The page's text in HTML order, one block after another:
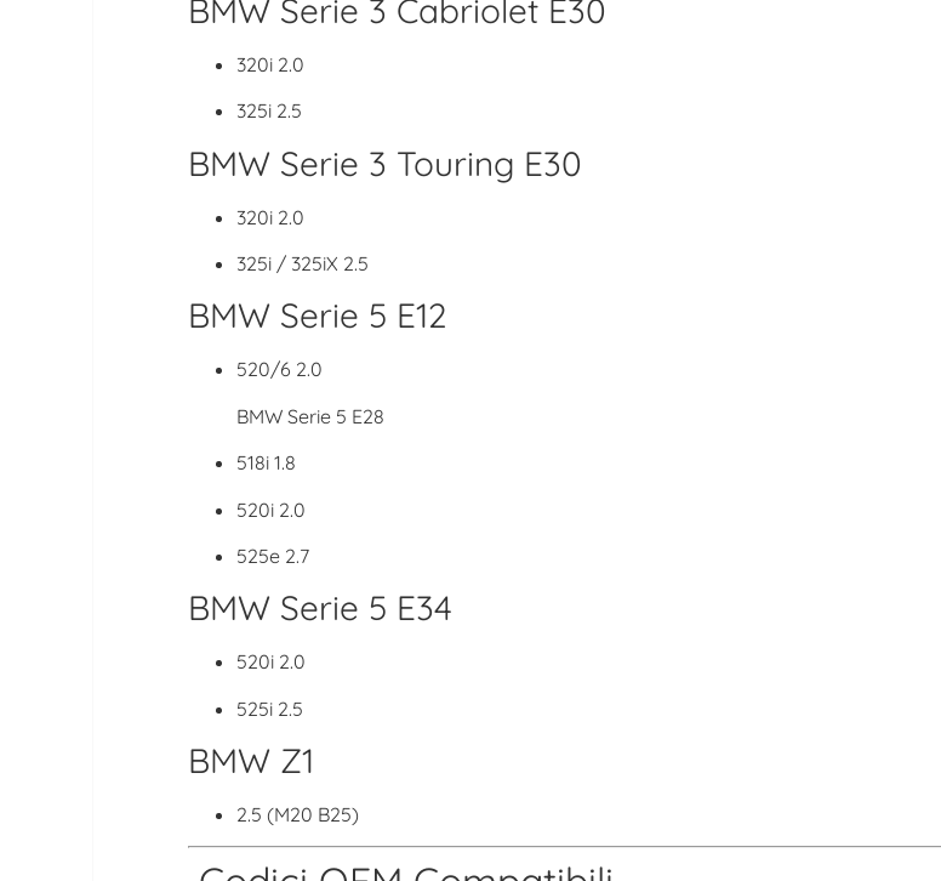
BMW Serie 3 Cabriolet E30
320i 2.0
325i 2.5
BMW Serie 3 Touring E30
320i 2.0
325i / 325iX 2.5
BMW Serie 5 E12
520/6 2.0
BMW Serie 5 E28
518i 1.8
520i 2.0
525e 2.7
BMW Serie 5 E34
520i 2.0
525i 2.5
BMW Z1
2.5 (M20 B25)